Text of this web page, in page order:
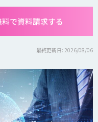
で資料請求する
最終更新日: 2026/08/06